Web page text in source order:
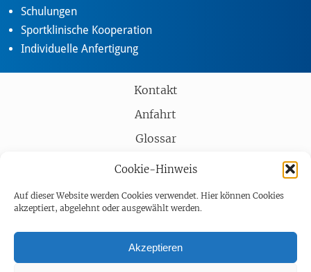
Cookie-Hinweis
Auf dieser Website werden Cookies verwendet. Hier können Cookies
akzeptiert, abgelehnt oder ausgewählt werden.
Akzeptieren
Schulungen
Sportklinische Kooperation
Individuelle Anfertigung
Kontakt
Anfahrt
Glossar
Partner
Impressum
Datenschutz
Barrierefreiheit